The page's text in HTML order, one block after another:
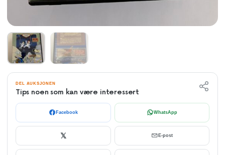
DEL AUKSJONEN
Tips noen som kan være interessert
Facebook WhatsApp
𝕏 E-post